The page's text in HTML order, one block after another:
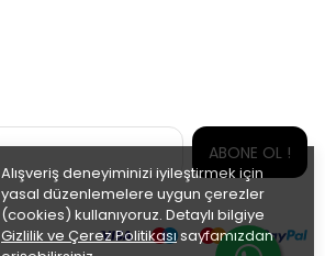
Alışveriş deneyiminizi iyileştirmek için
yasal düzenlemelere uygun çerezler
(cookies) kullanıyoruz. Detaylı bilgiye
Gizlilik ve Çerez Politikasısayfamızdan
ABONE OL !